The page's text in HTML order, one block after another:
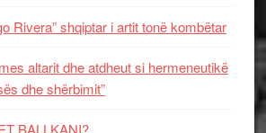
Rivera” shqiptar i artit tonë kombëtar
altarit dhe atdheut si hermeneutikë
dhe shërbimit”
BALLKANI?